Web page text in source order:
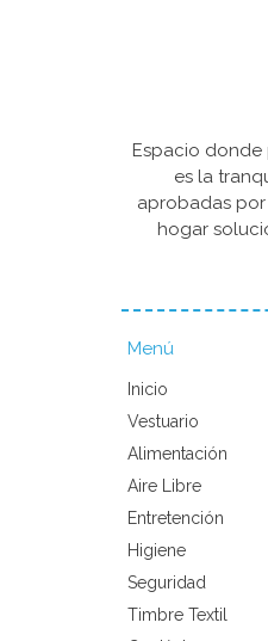
Espacio
es la
aprobadas por
hogar
Menú
Inicio
Vestuario
Alimentación
Aire Libre
Entretención
Higiene
Seguridad
Timbre Textil